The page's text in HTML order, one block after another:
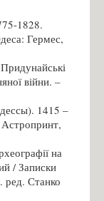
1828.
Гермес,
війни. –
1415 –
на
/ Записки
ред. Станко